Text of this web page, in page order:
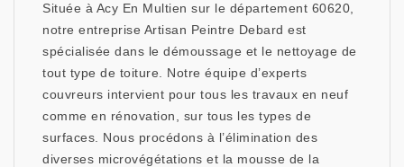
Située à Acy En Multien sur le département 60620,
notre entreprise Artisan Peintre Debard est
spécialisée dans le démoussage et le nettoyage de
tout type de toiture. Notre équipe d’experts
couvreurs intervient pour tous les travaux en neuf
comme en rénovation, sur tous les types de
surfaces. Nous procédons à l’élimination des
diverses microvégétations et la mousse de la